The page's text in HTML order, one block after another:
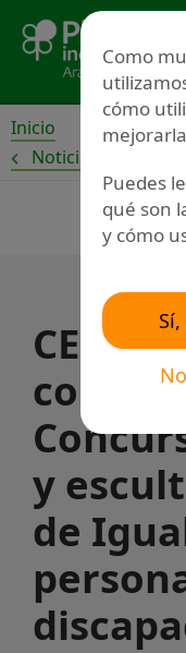
contenido
Inicio
Noticias
CERMI
y
de
Como
cómo
Puedes
qué son
y cómo